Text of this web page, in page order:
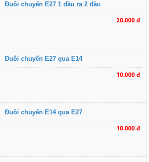
Đuôi chuyển E27 1 đầu ra 2 đầu
20.000 đ
Đuôi chuyển E27 qua E14
10.000 đ
Đuôi chuyển E14 qua E27
10.000 đ